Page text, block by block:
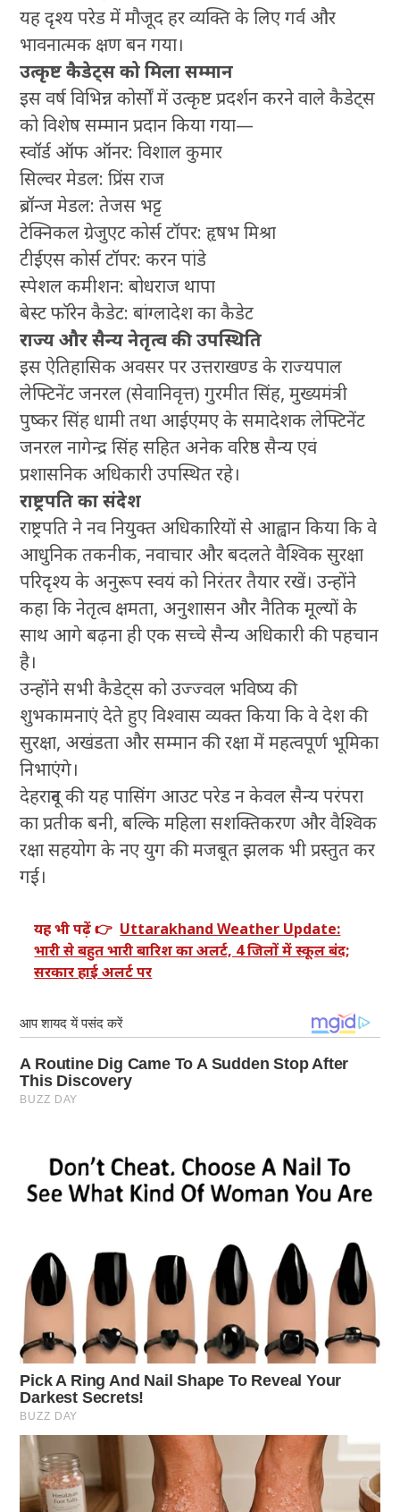
यह दृश्य परेड में मौजूद हर व्यक्ति के लिए गर्व और
भावनात्मक क्षण बन गया।
उत्कृष्ट कैडेट्स को मिला सम्मान
इस वर्ष विभिन्न कोर्सों में उत्कृष्ट प्रदर्शन करने वाले कैडेट्स
को विशेष सम्मान प्रदान किया गया—
स्वॉर्ड ऑफ ऑनर: विशाल कुमार
सिल्वर मेडल: प्रिंस राज
ब्रॉन्ज मेडल: तेजस भट्ट
टेक्निकल ग्रेजुएट कोर्स टॉपर: हृषभ मिश्रा
टीईएस कोर्स टॉपर: करन पांडे
स्पेशल कमीशन: बोधराज थापा
बेस्ट फॉरेन कैडेट: बांग्लादेश का कैडेट
राज्य और सैन्य नेतृत्व की उपस्थिति
इस ऐतिहासिक अवसर पर उत्तराखण्ड के राज्यपाल
लेफ्टिनेंट जनरल (सेवानिवृत्त) गुरमीत सिंह, मुख्यमंत्री
पुष्कर सिंह धामी तथा आईएमए के समादेशक लेफ्टिनेंट
जनरल नागेन्द्र सिंह सहित अनेक वरिष्ठ सैन्य एवं
प्रशासनिक अधिकारी उपस्थित रहे।
राष्ट्रपति का संदेश
राष्ट्रपति ने नव नियुक्त अधिकारियों से आह्वान किया कि वे
आधुनिक तकनीक, नवाचार और बदलते वैश्विक सुरक्षा
परिदृश्य के अनुरूप स्वयं को निरंतर तैयार रखें। उन्होंने
कहा कि नेतृत्व क्षमता, अनुशासन और नैतिक मूल्यों के
साथ आगे बढ़ना ही एक सच्चे सैन्य अधिकारी की पहचान
है।
उन्होंने सभी कैडेट्स को उज्ज्वल भविष्य की
शुभकामनाएं देते हुए विश्वास व्यक्त किया कि वे देश की
सुरक्षा, अखंडता और सम्मान की रक्षा में महत्वपूर्ण भूमिका
निभाएंगे।
देहरादून की यह पासिंग आउट परेड न केवल सैन्य परंपरा
का प्रतीक बनी, बल्कि महिला सशक्तिकरण और वैश्विक
रक्षा सहयोग के नए युग की मजबूत झलक भी प्रस्तुत कर
गई।
यह भी पढ़ें 👉 Uttarakhand Weather Update:
भारी से बहुत भारी बारिश का अलर्ट, 4 जिलों में स्कूल बंद;
सरकार हाई अलर्ट पर